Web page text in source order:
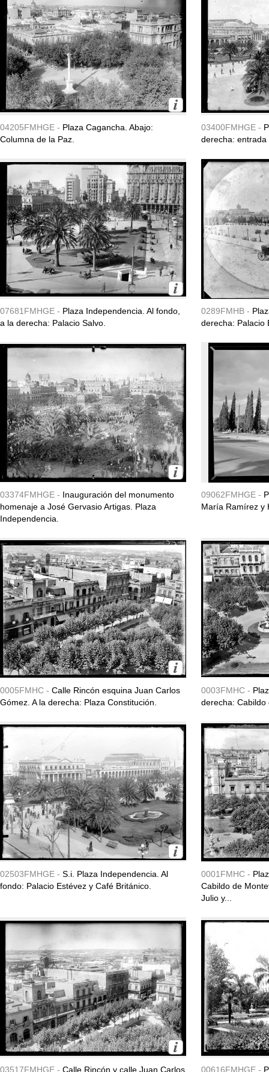
04205FMHGE - Plaza Cagancha. Abajo:
Columna de la Paz.
03400FMHGE -
derecha:
07681FMHGE - Plaza Independencia. Al fondo,
a la derecha: Palacio Salvo.
0289FMHB -
derecha: Palacio
03374FMHGE - Inauguración del monumento
homenaje a José Gervasio Artigas. Plaza
Independencia.
09062FMHGE -
María Ramírez y
0005FMHC - Calle Rincón esquina Juan Carlos
Gómez. A la derecha: Plaza Constitución.
0003FMHC -
derecha: Cabildo
02503FMHGE - S.i. Plaza Independencia. Al
fondo: Palacio Estévez y Café Británico.
0001FMHC -
Cabildo de
Julio y...
03517FMHGE - Calle Rincón y calle Juan Carlos 00616FMHGE -